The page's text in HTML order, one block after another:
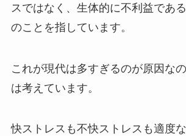
スではなく、生体的に不利益である
のことを指しています。
これが現代は多すぎるのが原因な
は考えています。
快ストレスも不快ストレスも適度